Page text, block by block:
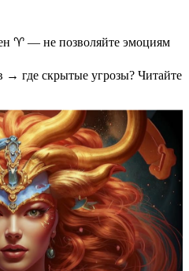
♈ — не позволяйте эмоциям
→ где скрытые угрозы? Читайте